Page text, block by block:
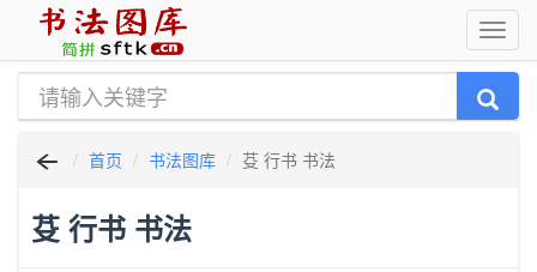
首页 书法图库 芟 行书 书法
芟 行书 书法